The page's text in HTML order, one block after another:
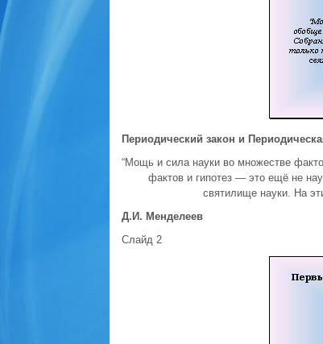
Периодический закон и
“Мощь и сила науки во множестве
фактов и гипотез — это ещё не
святилище науки. На
Д.И. Менделеев
Слайд 2